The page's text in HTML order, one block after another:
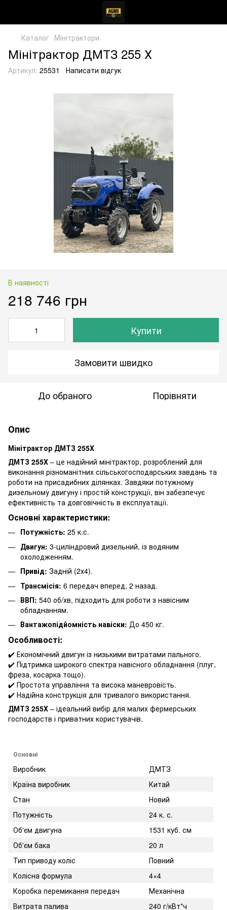
Каталог Мінітрактори
Мінітрактор ДМТЗ 255 Х
Артикул: 25531 Написати відгук
В наявності
218 746 грн
Купити
Замовити швидко
До обраного Порівняти
Опис
Мінітрактор ДМТЗ 255Х
ДМТЗ 255Х – це надійний мінітрактор, розроблений для
виконання різноманітних сільськогосподарських завдань та
роботи на присадибних ділянках. Завдяки потужному
дизельному двигуну і простій конструкції, він забезпечує
ефективність та довговічність в експлуатації.
Основні характеристики:
Потужність: 25 к.с.
Двигун: 3-циліндровий дизельний, із водяним
охолодженням.
Привід: Задній (2х4).
Трансмісія: 6 передач вперед, 2 назад.
ВВП: 540 об/хв, підходить для роботи з навісним
обладнанням.
Вантажопідйомність навіски: До 450 кг.
Особливості:
✔️ Економічний двигун із низькими витратами пального.
✔️ Підтримка широкого спектра навісного обладнання (плуг,
фреза, косарка тощо).
✔️ Простота управління та висока маневровість.
✔️ Надійна конструкція для тривалого використання.
ДМТЗ 255Х – ідеальний вибір для малих фермерських
господарств і приватних користувачів.
Основні
Виробник
ДМТЗ
Країна виробник
Китай
Стан
Новий
Потужність
24 к. с.
Об'єм двигуна
1531 куб. см
Об'єм бака
20 л
Тип приводу коліс
Повний
Колісна формула
4×4
Коробка перемикання передач
Механічна
Витрата палива
240 г/кВт*ч